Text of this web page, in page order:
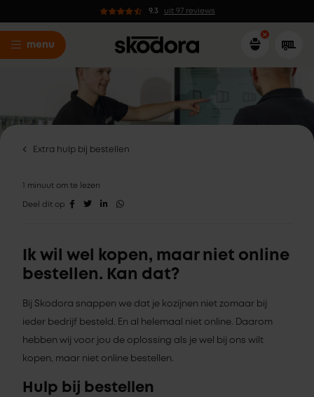
9.3 uit 97 reviews
menu
Extra hulp bij bestellen
1 minuut om te lezen
Deel dit op
Ik wil wel kopen, maar niet online
bestellen. Kan dat?
Bij Skodora snappen we dat je kozijnen niet zomaar bij
ieder bedrijf besteld. En al helemaal niet online. Daarom
hebben wij voor jou de oplossing als je wel bij ons wilt
kopen, maar niet online bestellen.
Hulp bij bestellen